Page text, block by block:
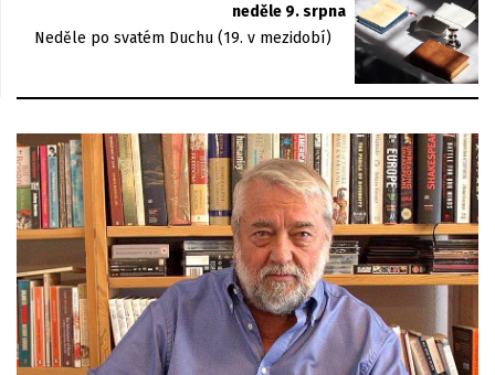
neděle 9. srpna
Neděle po svatém Duchu (19. v mezidobí)